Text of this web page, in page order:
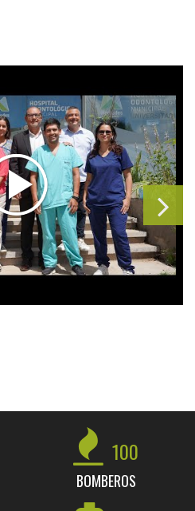
100
BOMBEROS